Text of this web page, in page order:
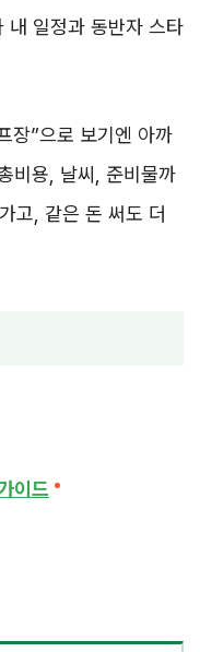
내 일정과 동반자 스타
장”으로 보기엔 아까
비용, 날씨, 준비물까
고, 같은 돈 써도 더
이드